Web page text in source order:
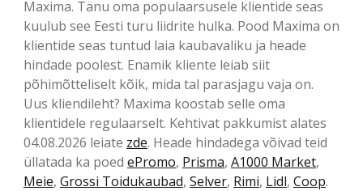
Maxima. Tänu oma populaarsusele klientide seas
kuulub see Eesti turu liidrite hulka. Pood Maxima on
klientide seas tuntud laia kaubavaliku ja heade
hindade poolest. Enamik kliente leiab siit
põhimõtteliselt kõik, mida tal parasjagu vaja on.
Uus kliendileht? Maxima koostab selle oma
klientidele regulaarselt. Kehtivat pakkumist alates
04.08.2026 leiate zde. Heade hindadega võivad teid
üllatada ka poed ePromo, Prisma, A1000 Market,
Meie, Grossi Toidukaubad, Selver, Rimi, Lidl, Coop.